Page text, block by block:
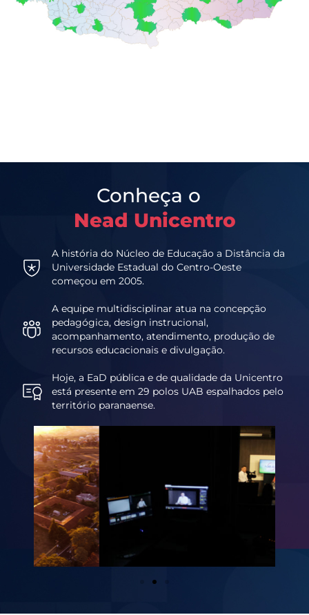
Conheça o
Nead Unicentro
A história do Núcleo de Educação a Distância da
Universidade Estadual do Centro-Oeste
começou em 2005.
A equipe multidisciplinar atua na concepção
pedagógica, design instrucional,
acompanhamento, atendimento, produção de
recursos educacionais e divulgação.
Hoje, a EaD pública e de qualidade da Unicentro
está presente em 29 polos UAB espalhados pelo
território paranaense.